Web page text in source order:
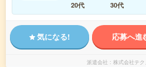
20代
30代
気になる! 応募へ進
派遣会社 株式会社テ